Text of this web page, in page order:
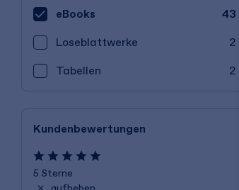
eBooks 43
Lose­blatt­werke 2
Tabellen 2
Kundenbewertungen
5 Sterne